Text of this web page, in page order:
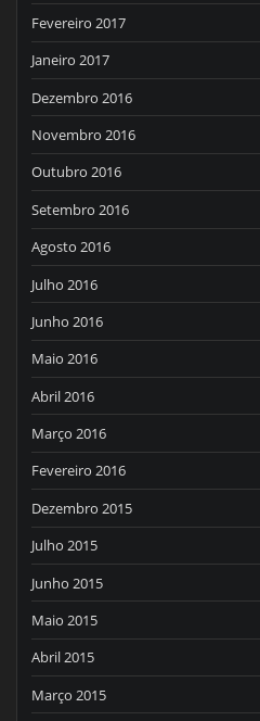
Fevereiro 2017
Janeiro 2017
Dezembro 2016
Novembro 2016
Outubro 2016
Setembro 2016
Agosto 2016
Julho 2016
Junho 2016
Maio 2016
Abril 2016
Março 2016
Fevereiro 2016
Dezembro 2015
Julho 2015
Junho 2015
Maio 2015
Abril 2015
Março 2015